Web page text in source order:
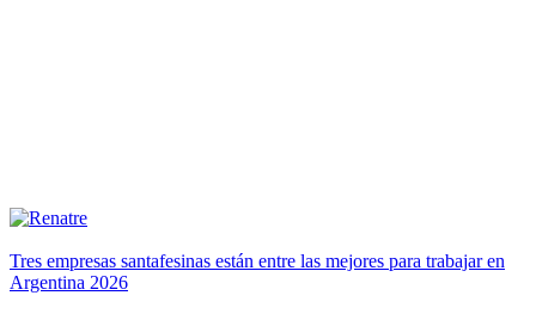
Tres empresas santafesinas están entre las mejores para trabajar en
Argentina 2026